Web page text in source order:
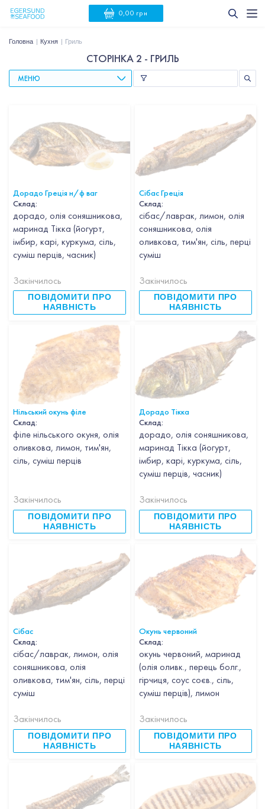
0,00 грн
Головна Кухня Гриль
СТОРІНКА 2 - ГРИЛЬ
МЕНЮ
Дорадо Греція н/ф ваг
Склад:
дорадо, олія соняшникова,
маринад Тікка (йогурт,
імбир, карі, куркума, сіль,
суміш перців, часник)
Закінчилось
ПОВІДОМИТИ ПРО
НАЯВНІСТЬ
Сібас Греція
Склад:
сібас/лаврак, лимон, олія
соняшникова, олія
оливкова, тим'ян, сіль, перці
суміш
Закінчилось
ПОВІДОМИТИ ПРО
НАЯВНІСТЬ
Нільський окунь філе
Склад:
філе нільського окуня, олія
оливкова, лимон, тим'ян,
сіль, суміш перців
Закінчилось
ПОВІДОМИТИ ПРО
НАЯВНІСТЬ
Дорадо Тікка
Склад:
дорадо, олія соняшникова,
маринад Тікка (йогурт,
імбир, карі, куркума, сіль,
суміш перців, часник)
Закінчилось
ПОВІДОМИТИ ПРО
НАЯВНІСТЬ
Сібас
Склад:
сібас/лаврак, лимон, олія
соняшникова, олія
оливкова, тим'ян, сіль, перці
суміш
Закінчилось
ПОВІДОМИТИ ПРО
НАЯВНІСТЬ
Окунь червоний
Склад:
окунь червоний, маринад
(олія оливк., перець болг.,
гірчиця, соус соєв., сіль,
суміш перців), лимон
Закінчилось
ПОВІДОМИТИ ПРО
НАЯВНІСТЬ